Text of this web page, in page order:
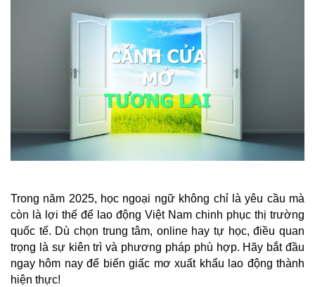
Trong năm 2025, học ngoại ngữ không chỉ là yêu cầu mà
còn là lợi thế để lao động Việt Nam chinh phục thị trường
quốc tế. Dù chọn trung tâm, online hay tự học, điều quan
trọng là sự kiên trì và phương pháp phù hợp. Hãy bắt đầu
ngay hôm nay để biến giấc mơ xuất khẩu lao động thành
hiện thực!